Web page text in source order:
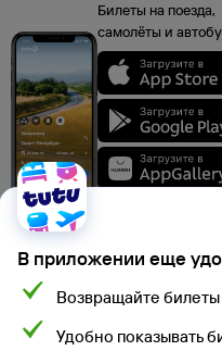
В приложении еще
Возвращайте
Удобно показывать
Билеты на поезда,
самолёты и
Данные, используемые на сайте
авиа- и ж/д билетов,